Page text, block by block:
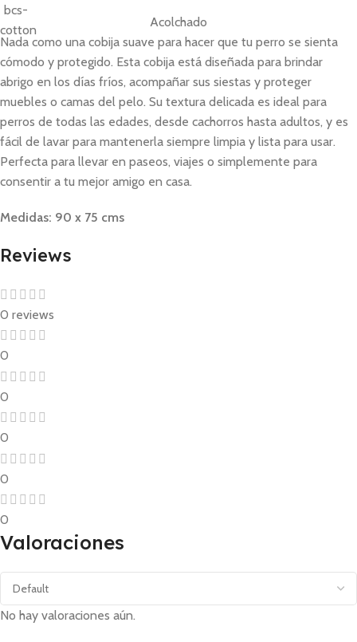
Acolchado
Nada como una cobija suave para hacer que tu perro se sienta
cómodo y protegido. Esta cobija está diseñada para brindar
abrigo en los días fríos, acompañar sus siestas y proteger
muebles o camas del pelo. Su textura delicada es ideal para
perros de todas las edades, desde cachorros hasta adultos, y es
fácil de lavar para mantenerla siempre limpia y lista para usar.
Perfecta para llevar en paseos, viajes o simplemente para
consentir a tu mejor amigo en casa.
Medidas: 90 x 75 cms
Reviews
0 reviews
0
0
0
0
0
Valoraciones
No hay valoraciones aún.